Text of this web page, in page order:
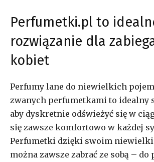
Perfumetki.pl to
rozwiązanie dla
kobiet
Perfumy lane do niewielkich
zwanych perfumetkami to idealny
aby dyskretnie odświeżyć się w
się zawsze komfortowo w każdej
Perfumetki dzięki swoim
można zawsze zabrać ze sobą – do